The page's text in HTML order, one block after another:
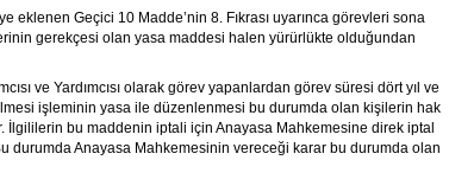
eklenen Geçici 10 Madde’nin 8. Fıkrası uyarınca görevleri sona
gerekçesi olan yasa maddesi halen yürürlükte olduğundan
ve Yardımcısı olarak görev yapanlardan görev süresi dört yıl ve
işleminin yasa ile düzenlenmesi bu durumda olan kişilerin hak
İlgililerin bu maddenin iptali için Anayasa Mahkemesine direk iptal
durumda Anayasa Mahkemesinin vereceği karar bu durumda olan